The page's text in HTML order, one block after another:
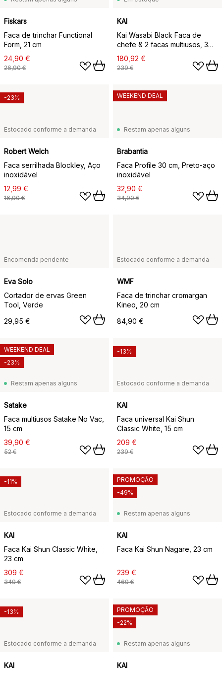
Fiskars
Faca de trinchar Functional
Form, 21 cm
24,90 €
26,90 €
KAI
Kai Wasabi Black Faca de
chefe & 2 facas multiusos, 3
peças
180,92 €
239 €
Estocado conforme a demanda
Robert Welch
Faca serrilhada Blockley, Aço
inoxidável
12,99 €
16,90 €
-23%
Restam apenas alguns
Brabantia
Faca Profile 30 cm, Preto-aço
inoxidável
32,90 €
34,90 €
WEEKEND DEAL
Encomenda pendente
Eva Solo
Cortador de ervas Green
Tool, Verde
29,95 €
Estocado conforme a demanda
WMF
Faca de trinchar cromargan
Kineo, 20 cm
84,90 €
Restam apenas alguns
Satake
Faca multiusos Satake No Vac,
15 cm
39,90 €
52 €
WEEKEND DEAL
-23%
Estocado conforme a demanda
KAI
Faca universal Kai Shun
Classic White, 15 cm
209 €
239 €
-13%
Estocado conforme a demanda
KAI
Faca Kai Shun Classic White,
23 cm
309 €
349 €
-11%
Restam apenas alguns
KAI
Faca Kai Shun Nagare, 23 cm
239 €
469 €
PROMOÇÃO
-49%
Estocado conforme a demanda
KAI
-13%
Restam apenas alguns
KAI
PROMOÇÃO
-22%